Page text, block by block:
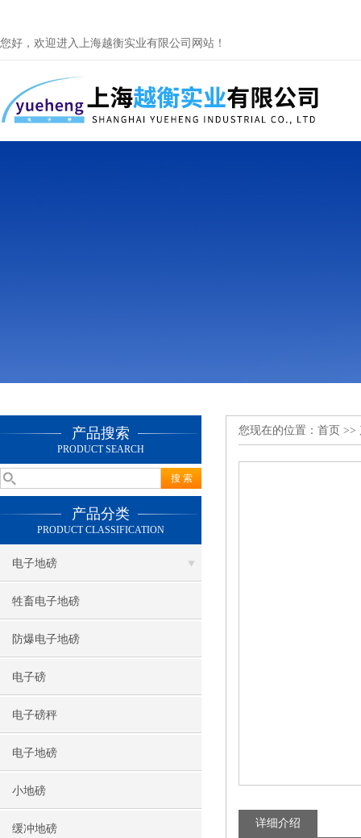
您好，欢迎进入上海越衡实业有限公司网站！
产品搜索
PRODUCT SEARCH
产品分类
PRODUCT CLASSIFICATION
电子地磅
牲畜电子地磅
防爆电子地磅
电子磅
电子磅秤
电子地磅
小地磅
缓冲地磅
您现在的位置： 首页 >>
详细介绍